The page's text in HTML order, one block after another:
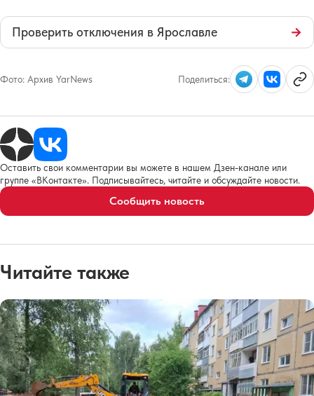
Проверить отключения в Ярославле →
Фото: Архив YarNews Поделиться:
Оставить свои комментарии вы можете в нашем Дзен-канале или
группе «ВКонтакте». Подписывайтесь, читайте и обсуждайте новости.
Сообщить новость
Читайте также